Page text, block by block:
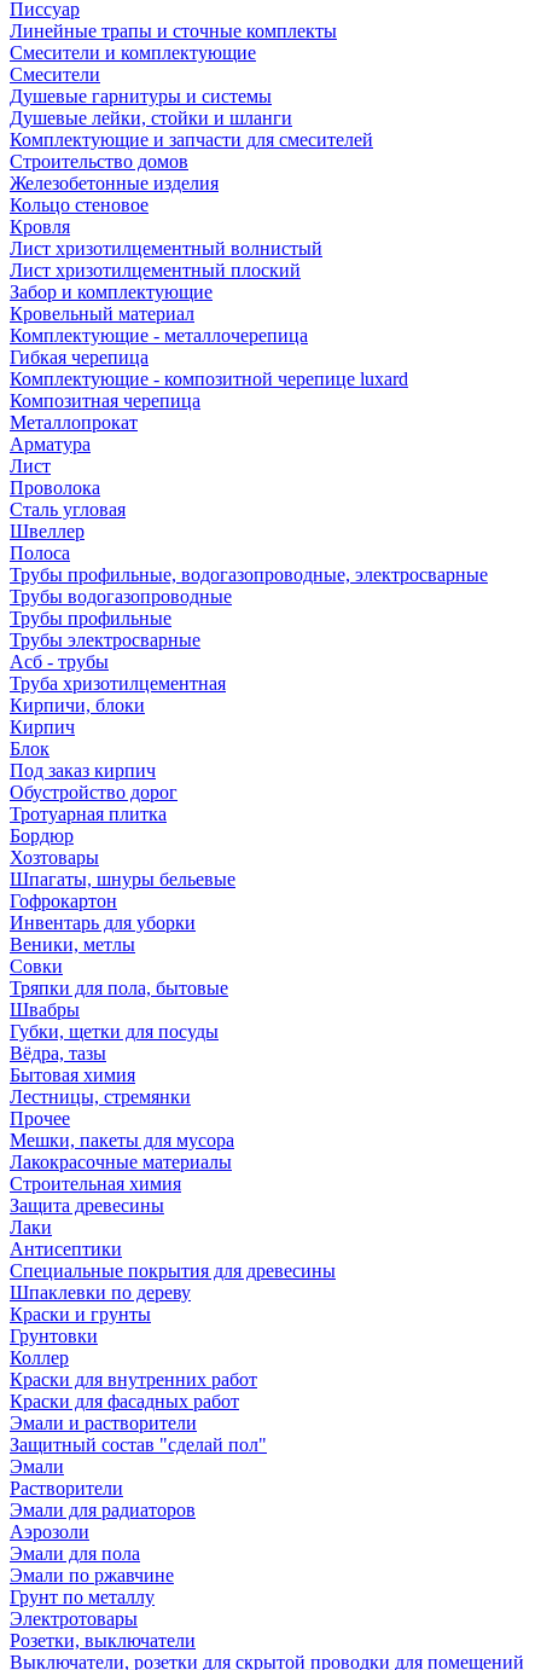
Писсуар
Линейные трапы и сточные комплекты
Смесители и комплектующие
Смесители
Душевые гарнитуры и системы
Душевые лейки, стойки и шланги
Комплектующие и запчасти для смесителей
Строительство домов
Железобетонные изделия
Кольцо стеновое
Кровля
Лист хризотилцементный волнистый
Лист хризотилцементный плоский
Забор и комплектующие
Кровельный материал
Комплектующие - металлочерепица
Гибкая черепица
Комплектующие - композитной черепице luxard
Композитная черепица
Металлопрокат
Арматура
Лист
Проволока
Сталь угловая
Швеллер
Полоса
Трубы профильные, водогазопроводные, электросварные
Трубы водогазопроводные
Трубы профильные
Трубы электросварные
Асб - трубы
Труба хризотилцементная
Кирпичи, блоки
Кирпич
Блок
Под заказ кирпич
Обустройство дорог
Тротуарная плитка
Бордюр
Хозтовары
Шпагаты, шнуры бельевые
Гофрокартон
Инвентарь для уборки
Веники, метлы
Совки
Тряпки для пола, бытовые
Швабры
Губки, щетки для посуды
Вёдра, тазы
Бытовая химия
Лестницы, стремянки
Прочее
Мешки, пакеты для мусора
Лакокрасочные материалы
Строительная химия
Защита древесины
Лаки
Антисептики
Специальные покрытия для древесины
Шпаклевки по дереву
Краски и грунты
Грунтовки
Коллер
Краски для внутренних работ
Краски для фасадных работ
Эмали и растворители
Защитный состав "сделай пол"
Эмали
Растворители
Эмали для радиаторов
Аэрозоли
Эмали для пола
Эмали по ржавчине
Грунт по металлу
Электротовары
Розетки, выключатели
Выключатели, розетки для скрытой проводки для помещений